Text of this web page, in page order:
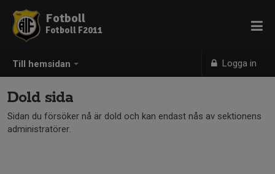
Till hemsidan Logga in
Fotboll
Fotboll F2011
Dold sida
Sidan du försöker nå är dold och kan endast nås av sektionens
administratörer.